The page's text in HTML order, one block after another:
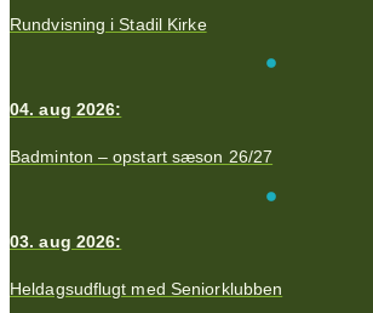
Rundvisning i Stadil Kirke
04. aug 2026:
Badminton – opstart sæson 26/27
03. aug 2026:
Heldagsudflugt med Seniorklubben